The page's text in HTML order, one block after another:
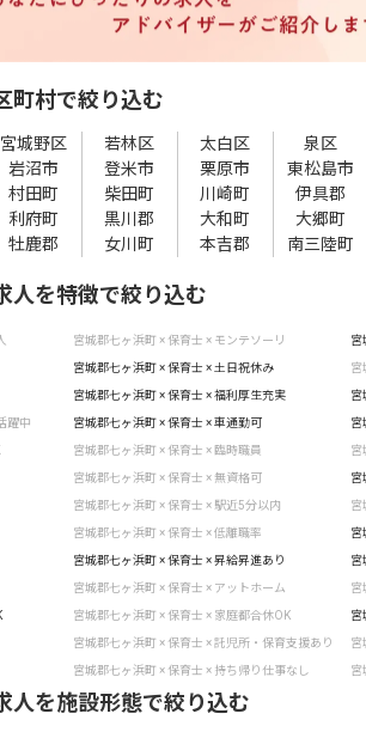
町村で絞り込む
宮城野区 若林区 太白区 泉区
岩沼市 登米市 栗原市 東松島市
村田町 柴田町 川崎町 伊具郡
利府町 黒川郡 大和町 大郷町
牡鹿郡 女川町 本吉郡 南三陸町
人を特徴で絞り込む
宮城郡七ヶ浜町 × 保育士 × モンテソーリ 宮
宮城郡七ヶ浜町 × 保育士 × 土日祝休み 宮
宮城郡七ヶ浜町 × 保育士 × 福利厚生充実 宮
躍中 宮城郡七ヶ浜町 × 保育士 × 車通勤可 宮
宮城郡七ヶ浜町 × 保育士 × 臨時職員 宮
宮城郡七ヶ浜町 × 保育士 × 無資格可 宮
宮城郡七ヶ浜町 × 保育士 × 駅近5分以内 宮
宮城郡七ヶ浜町 × 保育士 × 低離職率 宮
宮城郡七ヶ浜町 × 保育士 × 昇給昇進あり 宮
宮城郡七ヶ浜町 × 保育士 × アットホーム 宮
宮城郡七ヶ浜町 × 保育士 × 家庭都合休OK 宮
宮城郡七ヶ浜町 × 保育士 × 託児所・保育支援あり 宮
宮城郡七ヶ浜町 × 保育士 × 持ち帰り仕事なし 宮
人を施設形態で絞り込む